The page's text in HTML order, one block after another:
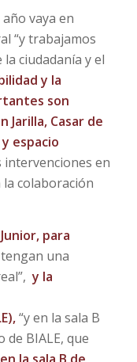
vaya en
“y trabajamos
ciudadanía y el
y la
son
Jarilla, Casar de
espacio
intervenciones en
colaboración
, para
una
y la
“y en la sala B
BIALE, que
en la sala B de